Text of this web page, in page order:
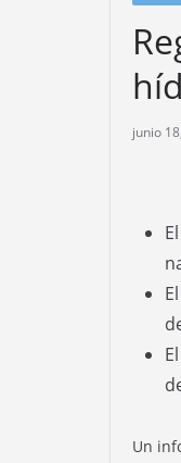
junio
Un